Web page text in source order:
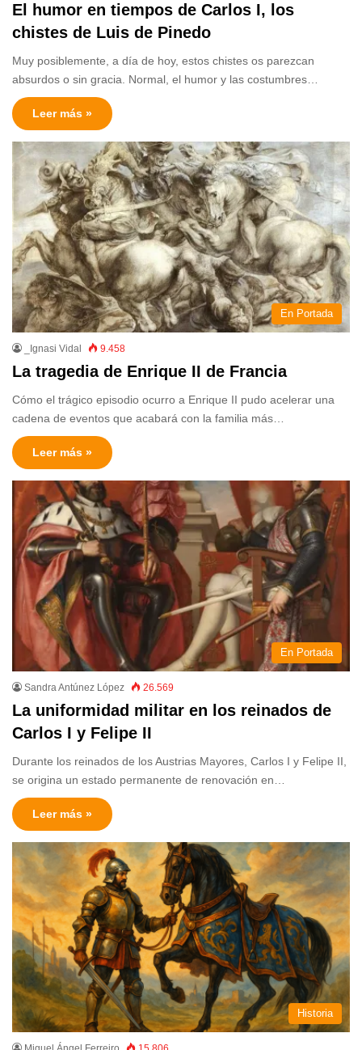
El humor en tiempos de Carlos I, los
chistes de Luis de Pinedo
Muy posiblemente, a día de hoy, estos chistes os parezcan
absurdos o sin gracia. Normal, el humor y las costumbres…
Leer más »
En Portada
_Ignasi Vidal 9.458
La tragedia de Enrique II de Francia
Cómo el trágico episodio ocurro a Enrique II pudo acelerar una
cadena de eventos que acabará con la familia más…
Leer más »
En Portada
Sandra Antúnez López 26.569
La uniformidad militar en los reinados de
Carlos I y Felipe II
Durante los reinados de los Austrias Mayores, Carlos I y Felipe II,
se origina un estado permanente de renovación en…
Leer más »
Historia